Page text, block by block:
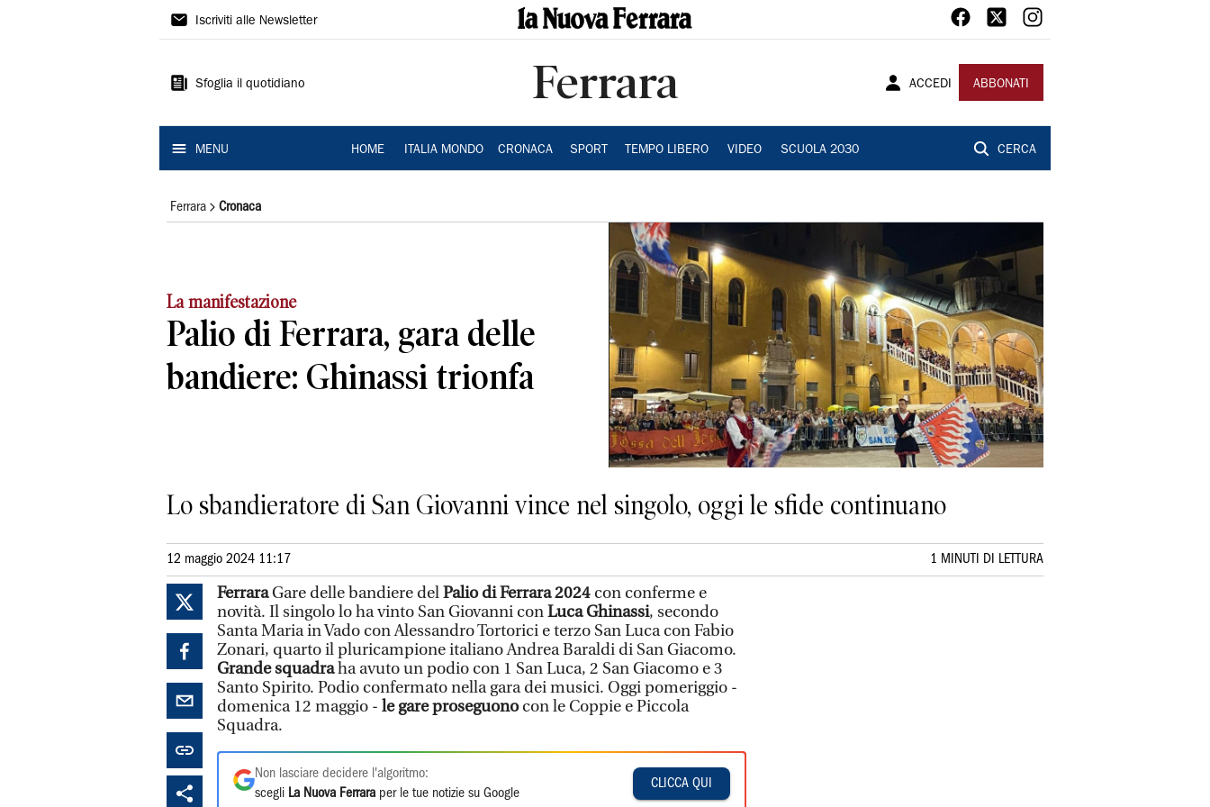
La
Ferrara
Iscriviti alle Newsletter
Sfoglia il quotidiano Ferrara ACCEDI ABBONATI
MENU HOME ITALIA MONDO CRONACA SPORT TEMPO LIBERO VIDEO SCUOLA 2030 CERCA
Ferrara Cronaca
La manifestazione
Palio di Ferrara, gara delle
bandiere: Ghinassi trionfa
Lo sbandieratore di San Giovanni vince nel singolo, oggi le sfide continuano
12 maggio 2024 11:17 1 MINUTI DI LETTURA
FerraraGare delle bandiere delPalio di Ferrara 2024 con conferme e
novità. Il singolo lo ha vinto San Giovanni conLuca Ghinassi, secondo
Santa Maria in Vado con Alessandro Tortorici e terzo San Luca con Fabio
Zonari, quarto il pluricampione italiano Andrea Baraldi di San Giacomo.
Grande squadraha avuto un podio con 1 San Luca, 2 San Giacomo e 3
Santo Spirito. Podio confermato nella gara dei musici. Oggi pomeriggio -
domenica 12 maggio - le gare proseguonocon le Coppie e Piccola
Squadra.
Non lasciare decidere l'algoritmo:
scegli La Nuova Ferrara per le tue notizie su Google
CLICCA QUI